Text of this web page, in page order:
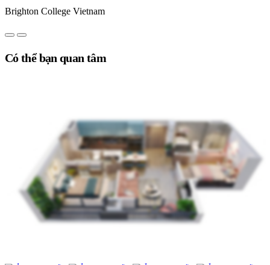
Brighton College Vietnam
Có thể bạn quan tâm